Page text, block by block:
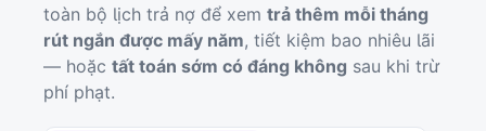
toàn bộ lịch trả nợ để xem trả thêm mỗi tháng
rút ngắn được mấy năm, tiết kiệm bao nhiêu lãi
— hoặc tất toán sớm có đáng không sau khi trừ
phí phạt.